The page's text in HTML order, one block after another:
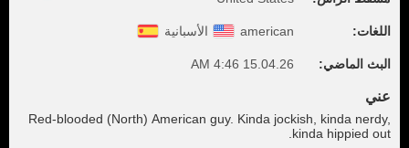
اللغات: american الأسبانية
البث الماضي: 15.04.26 4:46 AM
عني
Red-blooded (North) American guy. Kinda jockish, kinda nerdy,
kinda hippied out.